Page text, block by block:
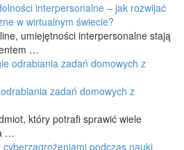
interpersonalne – jak rozwijać
w wirtualnym świecie?
umiejętności interpersonalne stają
…
zadań domowych z
który potrafi sprawić wiele
…